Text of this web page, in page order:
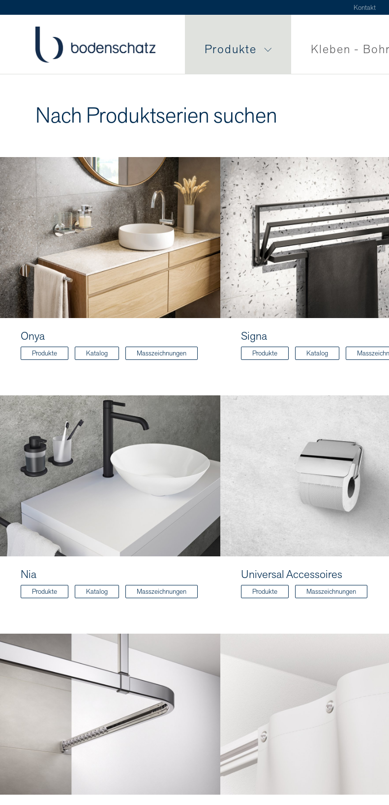
Kontakt
Produkte Kleben -
Nach Produktserien suchen
Onya
Produkte Katalog Masszeichnungen
Signa
Produkte Katalog
Nia
Produkte Katalog Masszeichnungen
Universal Accessoires
Produkte Masszeichnungen